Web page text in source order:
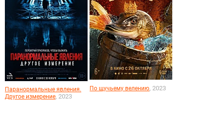
Паранормальные явления.
Другое измерение, 2023
По щучьему велению, 2023